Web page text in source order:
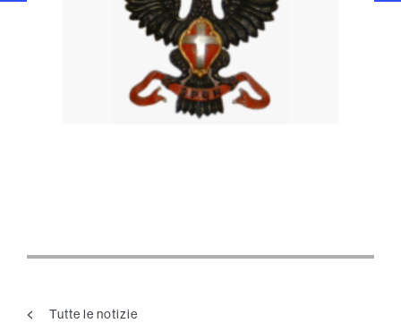
Tutte le notizie